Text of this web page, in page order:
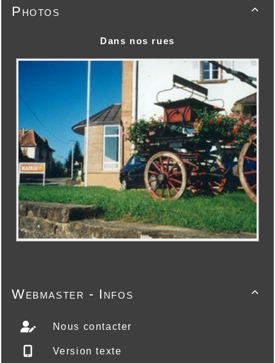

Photos
Dans nos rues

Webmaster - Infos
Nous contacter
Version texte